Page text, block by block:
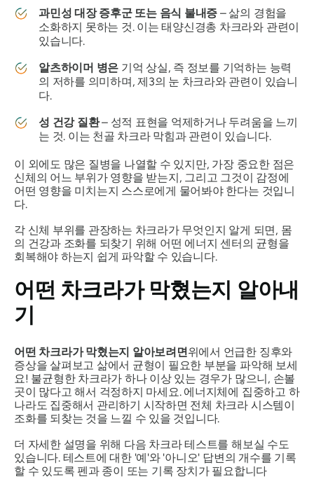
과민성 대장 증후군 또는 음식 불내증 – 삶의 경험을
소화하지 못하는 것. 이는 태양신경총 차크라와 관련이
있습니다.
알츠하이머 병은 기억 상실, 즉 정보를 기억하는 능력
의 저하를 의미하며, 제3의 눈 차크라와 관련이 있습니
다.
성 건강 질환– 성적 표현을 억제하거나 두려움을 느끼
는 것. 이는 천골 차크라 막힘과 관련이 있습니다.
이 외에도 많은 질병을 나열할 수 있지만, 가장 중요한 점은
신체의 어느 부위가 영향을 받는지, 그리고 그것이 감정에
어떤 영향을 미치는지 스스로에게 물어봐야 한다는 것입니
다.
각 신체 부위를 관장하는 차크라가 무엇인지 알게 되면, 몸
의 건강과 조화를 되찾기 위해 어떤 에너지 센터의 균형을
회복해야 하는지 쉽게 파악할 수 있습니다.
어떤 차크라가 막혔는지 알아내
기
어떤 차크라가 막혔는지 알아보려면위에서 언급한 징후와
증상을 살펴보고 삶에서 균형이 필요한 부분을 파악해 보세
요! 불균형한 차크라가 하나 이상 있는 경우가 많으니, 손볼
곳이 많다고 해서 걱정하지 마세요. 에너지체에 집중하고 하
나라도 집중해서 관리하기 시작하면 전체 차크라 시스템이
조화를 되찾는 것을 느낄 수 있을 것입니다.
더 자세한 설명을 위해 다음 차크라 테스트를 해보실 수도
있습니다. 테스트에 대한 '예'와 '아니오' 답변의 개수를 기록
할 수 있도록 펜과 종이 또는 기록 장치가 필요합니다